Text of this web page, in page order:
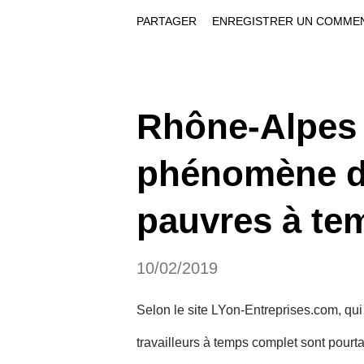
arbres qui seront plantés
privés et associatifs réunis au sein de
PARTAGER ENREGISTRER UN
Rhône-
phénomène
pauvres à
10/02/2019
Selon le site LYon-Entreprises.com,
travailleurs à temps complet sont